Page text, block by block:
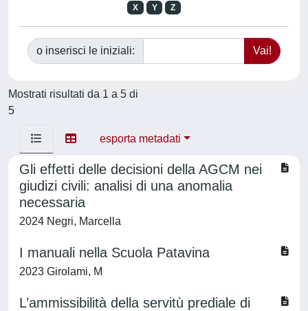
X
Y Z
o inserisci le iniziali:
Mostrati risultati da 1 a 5 di
5
esporta metadati
Gli effetti delle decisioni della AGCM nei
giudizi civili: analisi di una anomalia
necessaria
2024 Negri, Marcella
I manuali nella Scuola Patavina
2023 Girolami, M
L’ammissibilità della servitù prediale di